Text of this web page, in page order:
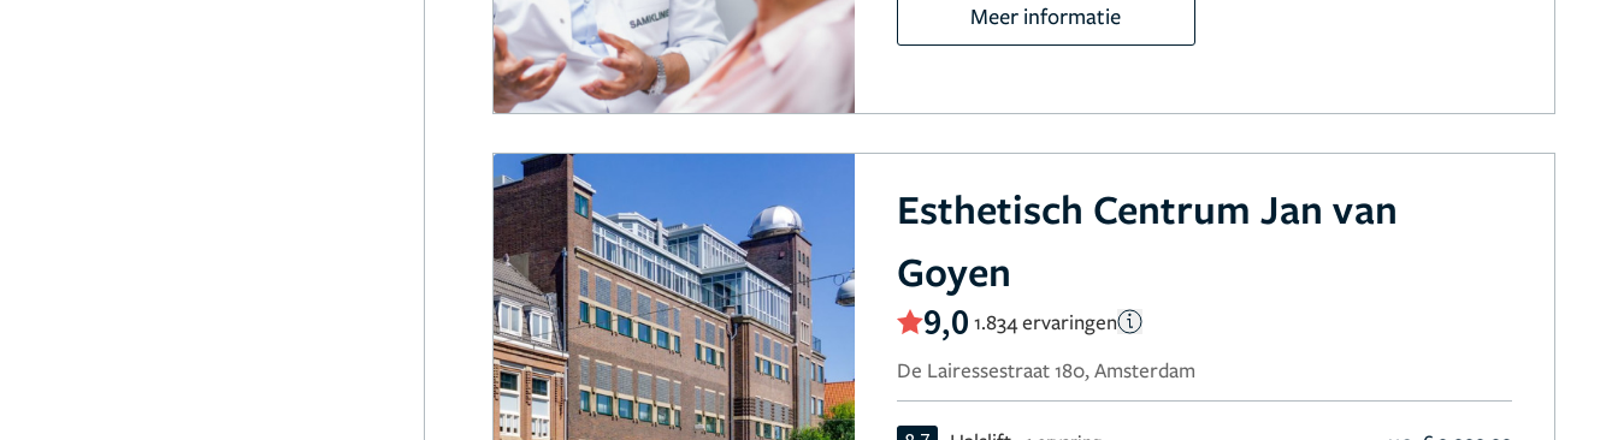
Meer informatie
Esthetisch Centrum Jan van
Goyen
9,0 1.834 ervaringen
De Lairessestraat 180, Amsterdam